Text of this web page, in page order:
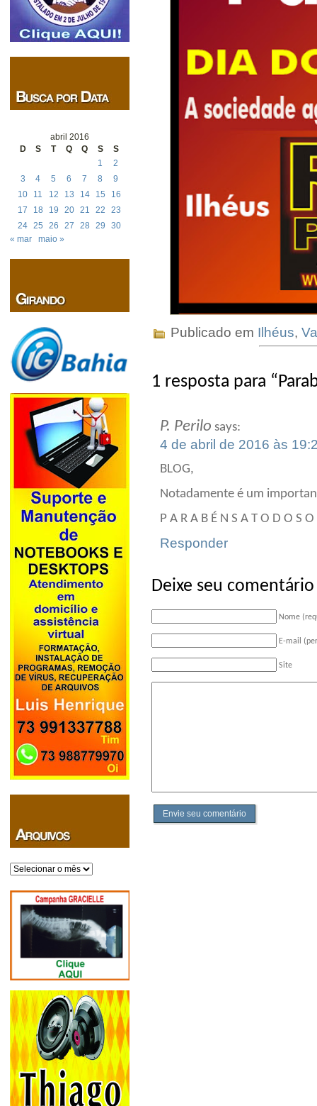
abril 2016
D
S T Q Q S
S
1
2
3
4 5 6 7 8
9
10
11 12 13 14 15
16
17
18 19 20 21 22
23
24 25 26 27 28 29
30
« mar
maio »
Arquivos
Publicado em Ilhéus,
1 resposta para
P. Perilo says:
4 de abril de 2016 às
BLOG,
Notadamente é um
P A R A B É N S A T O D O S
Responder
Deixe seu comentário
Nome
E-mail
Site
Envie seu comentário